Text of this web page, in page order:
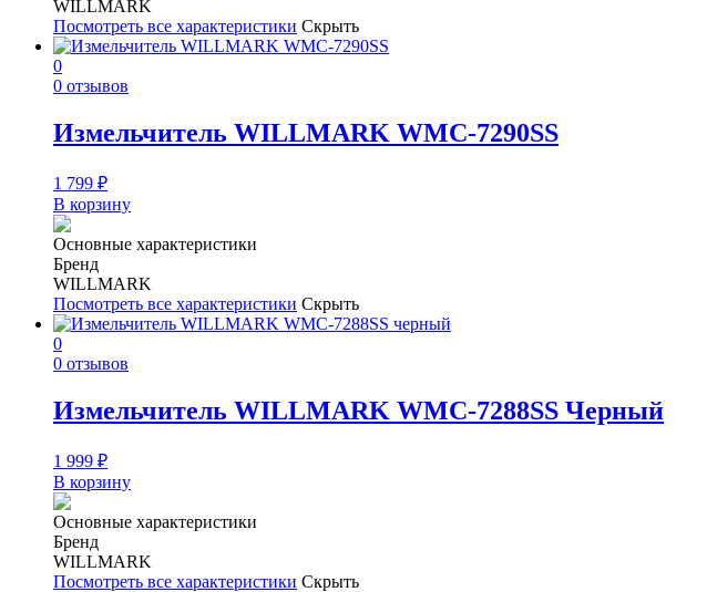
WILLMARK
Посмотреть все характеристики Скрыть
0
0 отзывов
Измельчитель WILLMARK WMC-7290SS
1 799 ₽
В корзину
Основные характеристики
Бренд
WILLMARK
Посмотреть все характеристики Скрыть
0
0 отзывов
Измельчитель WILLMARK WMC-7288SS Черный
1 999 ₽
В корзину
Основные характеристики
Бренд
WILLMARK
Посмотреть все характеристики Скрыть